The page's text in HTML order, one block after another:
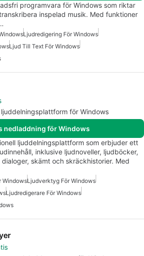
programvara för Windows som riktar
inspelad musik. Med funktioner
Ljudredigering För Windows
Ljud Till Text För Windows
för Windows
nedladdning för Windows
ljuddelningsplattform som erbjuder ett
inklusive ljudnoveller, ljudböcker,
skämt och skräckhistorier. Med
WindowsLjudverktyg För Windows
Ljudredigerare För Windows